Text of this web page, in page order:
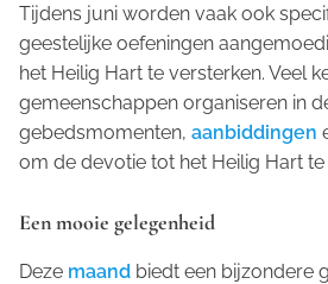
Tijdens juni worden vaak ook
geestelijke oefeningen
het Heilig Hart te versterken. Veel
gemeenschappen organiseren in
gebedsmomenten, aanbiddingen
om de devotie tot het Heilig Hart
Een mooie gelegenheid
Deze maand biedt een bijzondere